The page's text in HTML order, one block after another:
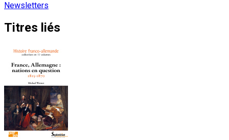
Newsletters
Titres liés